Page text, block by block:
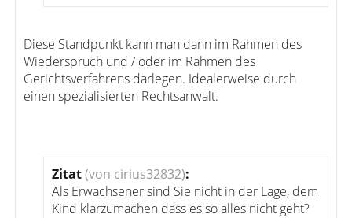
Diese Standpunkt kann man dann im Rahmen des
Wiederspruch und / oder im Rahmen des
Gerichtsverfahrens darlegen. Idealerweise durch
einen spezialisierten Rechtsanwalt.
Zitat(von cirius32832):
Als Erwachsener sind Sie nicht in der Lage, dem
Kind klarzumachen dass es so alles nicht geht?